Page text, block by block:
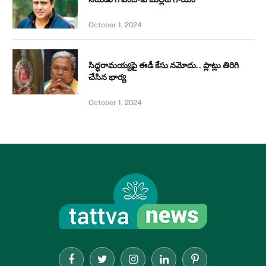
October 1, 2024
సిద్ధరామయ్యపై ఈడీ కేసు నమోదు.. ప్లాట్లు తిరిగి
చేసిన భార్య
October 1, 2024
FacebookTwitter InstagramLinkedInPinterest